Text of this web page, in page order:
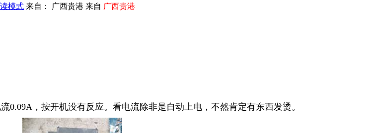
模式 来自： 广西贵港 来自 广西贵港
，按开机没有反应。看电流除非是自动上电，不然肯定有东西发烫。